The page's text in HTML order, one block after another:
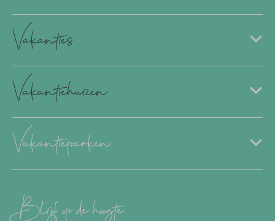
Vakanties
Vakantiehuizen
Vakantieparken
Blijf op de hoogte